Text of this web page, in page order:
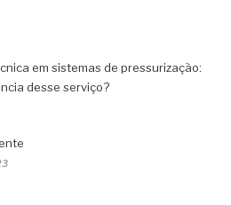
em sistemas de pressurização:
desse serviço?